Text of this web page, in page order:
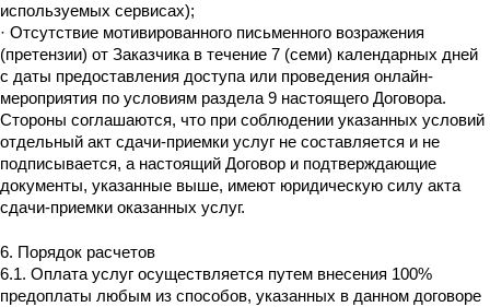
используемых сервисах);
· Отсутствие мотивированного письменного возражения
(претензии) от Заказчика в течение 7 (семи) календарных дней
с даты предоставления доступа или проведения онлайн-
мероприятия по условиям раздела 9 настоящего Договора.
Стороны соглашаются, что при соблюдении указанных условий
отдельный акт сдачи-приемки услуг не составляется и не
подписывается, а настоящий Договор и подтверждающие
документы, указанные выше, имеют юридическую силу акта
сдачи-приемки оказанных услуг.
6. Порядок расчетов
6.1. Оплата услуг осуществляется путем внесения 100%
предоплаты любым из способов, указанных в данном договоре